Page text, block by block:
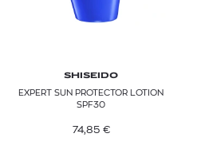
SHISEIDO
EXPERT SUN PROTECTOR LOTION
SPF30
74,85 €